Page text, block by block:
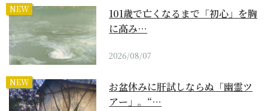
NEW
101歳で亡くなるまで「初心」を胸
に高み…
2026/08/07
NEW
お盆休みに肝試しならぬ「幽霊ツ
アー」。“…